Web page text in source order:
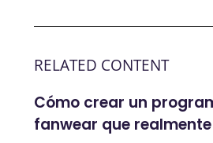
RELATED CONTENT
Cómo crear un
fanwear que